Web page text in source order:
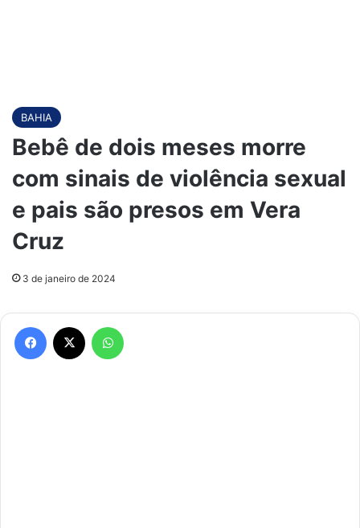
BAHIA
Bebê de dois meses morre
com sinais de violência sexual
e pais são presos em Vera
Cruz
3 de janeiro de 2024
Facebook